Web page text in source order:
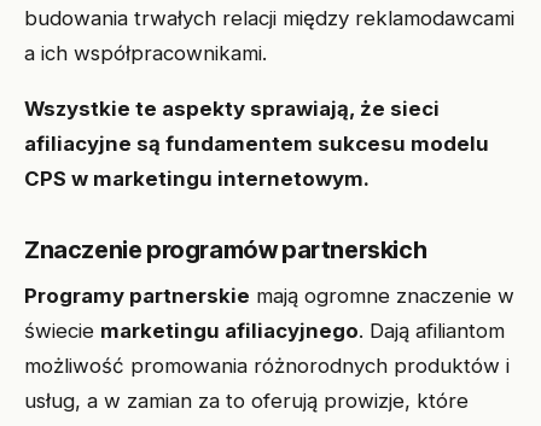
budowania trwałych relacji między reklamodawcami
a ich współpracownikami.
Wszystkie te aspekty sprawiają, że sieci
afiliacyjne są fundamentem sukcesu modelu
CPS w marketingu internetowym.
Znaczenie programów partnerskich
Programy partnerskie mają ogromne znaczenie w
świecie marketingu afiliacyjnego. Dają afiliantom
możliwość promowania różnorodnych produktów i
usług, a w zamian za to oferują prowizje, które